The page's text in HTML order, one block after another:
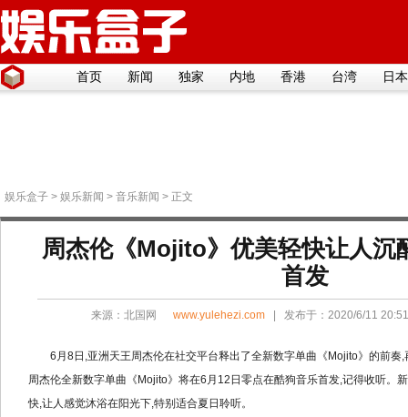
首页 新闻 独家 内地 香港 台湾 日本
娱乐盒子 > 娱乐新闻 > 音乐新闻 > 正文
周杰伦《Mojito》优美轻快让人沉
首发
来源： 北国网 www.yulehezi.com| 发布于：2020/6/11
6月8日,亚洲天王周杰伦在社交平台释出了全新数字单曲《Mojito》的前奏,
周杰伦全新数字单曲《Mojito》将在6月12日零点在酷狗音乐首发,记得收听。
快,让人感觉沐浴在阳光下,特别适合夏日聆听。